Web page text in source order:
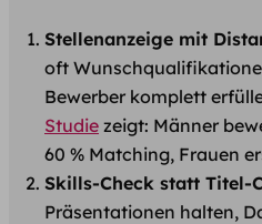
Stellenanzeige mit
oft
Bewerber komplett
Studie zeigt: Männer
60 % Matching, Frauen
Skills-Check statt Titel-
Präsentationen halten,